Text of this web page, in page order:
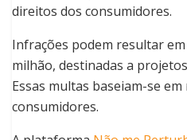
direitos dos consumidores.
Infrações podem resultar em
milhão, destinadas a
Essas multas baseiam-se
consumidores.